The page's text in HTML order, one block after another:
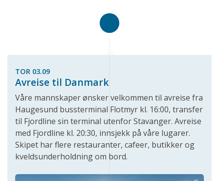
TOR 03.09
Avreise til Danmark
Våre mannskaper ønsker velkommen til avreise fra
Haugesund bussterminal Flotmyr kl. 16:00, transfer
til Fjordline sin terminal utenfor Stavanger. Avreise
med Fjordline kl. 20:30, innsjekk på våre lugarer.
Skipet har flere restauranter, cafeer, butikker og
kveldsunderholdning om bord.